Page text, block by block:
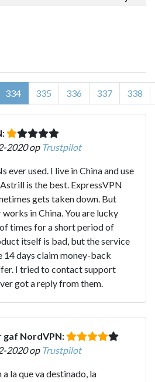
334 335 336 337 338
2020 op Trustpilot
ever used. I live in China and use
is the best. ExpressVPN
gets taken down. But
in China. You are lucky
times for a short period of
itself is bad, but the service
14 days claim money-back
I tried to contact support
got a reply from them.
gaf NordVPN:
2020 op Trustpilot
la que va destinado, la